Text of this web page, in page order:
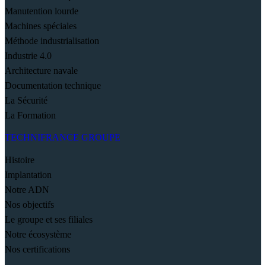
Manutention lourde
Machines spéciales
Méthode industrialisation
Industrie 4.0
Architecture navale
Documentation technique
La Sécurité
La Formation
TECHNIFRANCE GROUPE
Histoire
Implantation
Notre ADN
Nos objectifs
Le groupe et ses filiales
Notre écosystème
Nos certifications